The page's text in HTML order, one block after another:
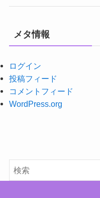
メタ情報
ログイン
投稿フィード
コメントフィード
WordPress.org